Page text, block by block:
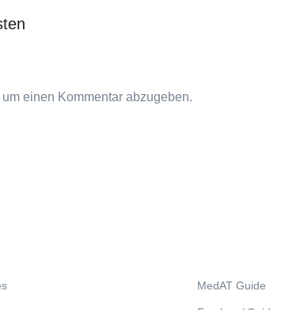
einen Kommentar abzugeben.
MedAT Guide